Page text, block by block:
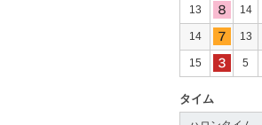
13 14
14 13
15 5
タイム